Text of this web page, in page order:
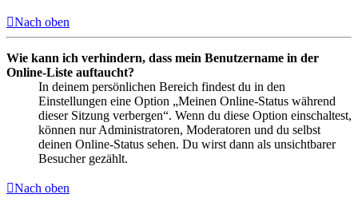
Nach oben
Wie kann ich verhindern, dass mein Benutzername in der
Online-Liste auftaucht?
In deinem persönlichen Bereich findest du in den
Einstellungen eine Option „Meinen Online-Status während
dieser Sitzung verbergen“. Wenn du diese Option einschaltest,
können nur Administratoren, Moderatoren und du selbst
deinen Online-Status sehen. Du wirst dann als unsichtbarer
Besucher gezählt.
Nach oben